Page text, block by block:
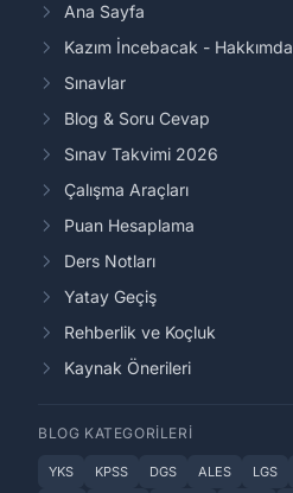
Ana Sayfa
Kazım İncebacak - Hakkımda
Sınavlar
Blog & Soru Cevap
Sınav Takvimi 2026
Çalışma Araçları
Puan Hesaplama
Ders Notları
Yatay Geçiş
Rehberlik ve Koçluk
Kaynak Önerileri
BLOG KATEGORILERI
YKS KPSS DGS ALES LGS